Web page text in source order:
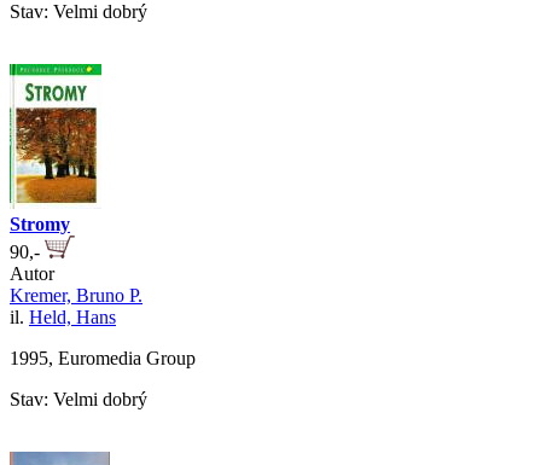
Stav: Velmi dobrý
Stromy
90,-
Autor
Kremer, Bruno P.
il. Held, Hans
1995, Euromedia Group
Stav: Velmi dobrý